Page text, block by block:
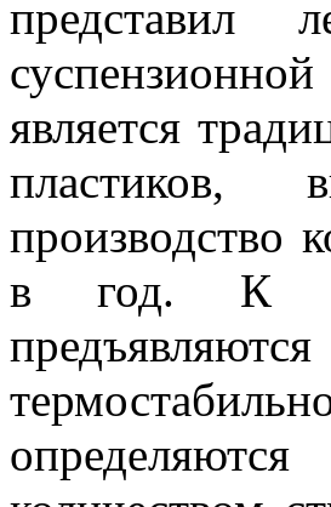
представил
является
пластиков,
производство
в год. К